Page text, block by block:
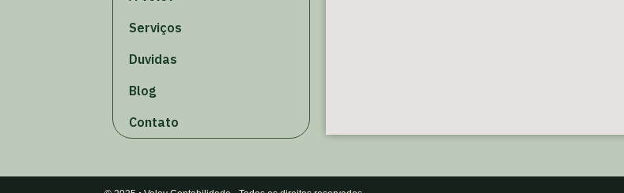
Serviços
Duvidas
Blog
Contato